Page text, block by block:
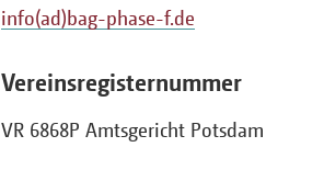
info(ad)bag-phase-f.de
Vereinsregisternummer
VR 6868P Amtsgericht Potsdam